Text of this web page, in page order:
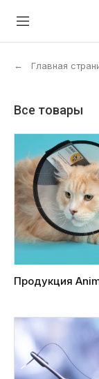
← Главная
Все товары
Продукция